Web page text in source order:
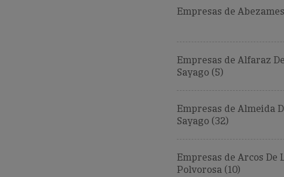
Empresas de
Empresas de Alfaraz De
Sayago (5)
Empresas de Almeida
Sayago (32)
Empresas de Arcos De
Polvorosa (10)